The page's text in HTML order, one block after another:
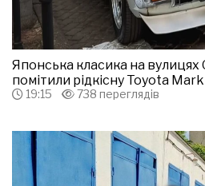
Японська класика на вулицях
помітили рідкісну Toyota
19:15 738 переглядів